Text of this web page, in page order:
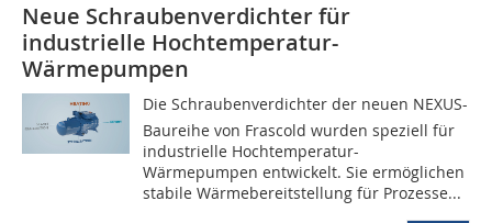
Neue Schraubenverdichter für
industrielle Hochtemperatur-
Wärmepumpen
Die Schraubenverdichter der neuen NEXUS-
Baureihe von Frascold wurden speziell für
industrielle Hochtemperatur-
Wärmepumpen entwickelt. Sie ermöglichen
stabile Wärmebereitstellung für Prozesse...